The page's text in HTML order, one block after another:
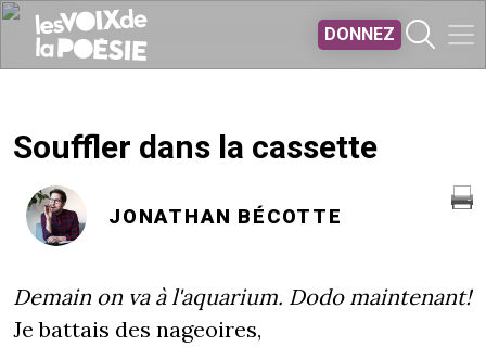
DONNEZ
Souffler dans la cassette
JONATHAN BÉCOTTE
Demain on va à l'aquarium. Dodo maintenant!
Je battais des nageoires,